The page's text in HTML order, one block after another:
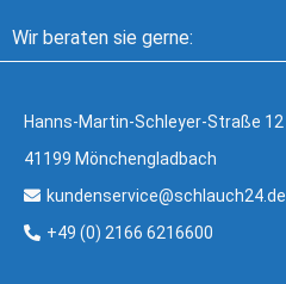
Wir beraten sie gerne:
Hanns-Martin-Schleyer-Straße 12
41199 Mönchengladbach
kundenservice@schlauch24.de
+49 (0) 2166 6216600